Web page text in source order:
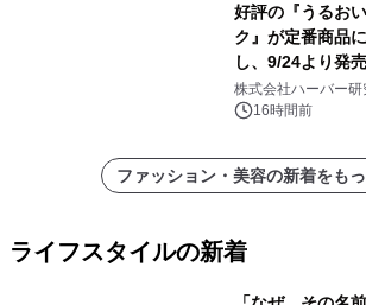
好評の『うるお
ク』が定番商品
し、9/24より発売
株式会社ハーバー研
16時間前
ファッション・美容の新着をも
ライフスタイルの新着